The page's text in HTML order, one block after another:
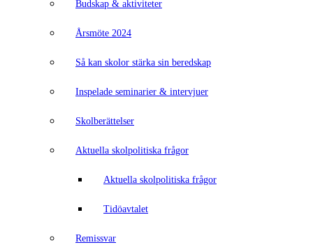
Budskap & aktiviteter
Årsmöte 2024
Så kan skolor stärka sin beredskap
Inspelade seminarier & intervjuer
Skolberättelser
Aktuella skolpolitiska frågor
Aktuella skolpolitiska frågor
Tidöavtalet
Remissvar